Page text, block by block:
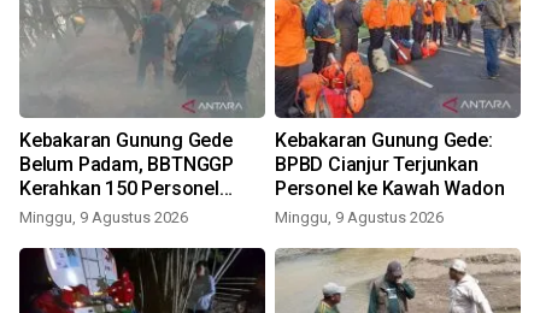
Kebakaran Gunung Gede
Belum Padam, BBTNGGP
Kerahkan 150 Personel
Tambahan
Minggu, 9 Agustus 2026
Kebakaran Gunung Gede:
BPBD Cianjur Terjunkan
Personel ke Kawah Wadon
Minggu, 9 Agustus 2026